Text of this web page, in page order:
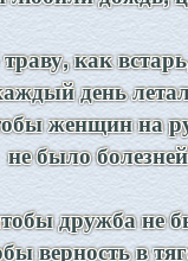
как
день
женщин на
не было
дружба не
верность в